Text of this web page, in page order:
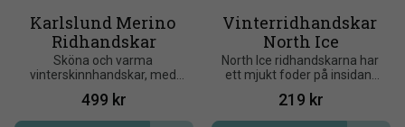
Karlslund Merino
Ridhandskar
Sköna och varma
vinterskinnhandskar, med
foder i merinoull
499 kr
Vinterridhandskar
North Ice
North Ice ridhandskarna har
ett mjukt foder på insidan.
Handskarna är försedda
med små gumminubbar för
bra grepp
219 kr